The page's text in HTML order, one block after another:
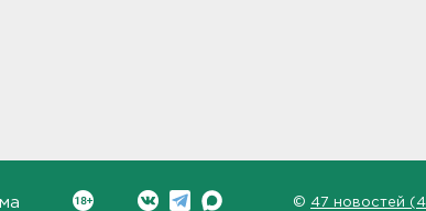
© 47 новостей